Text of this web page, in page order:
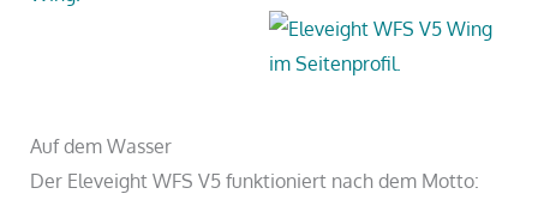
Auf dem Wasser
Der Eleveight WFS V5 funktioniert nach dem Motto: